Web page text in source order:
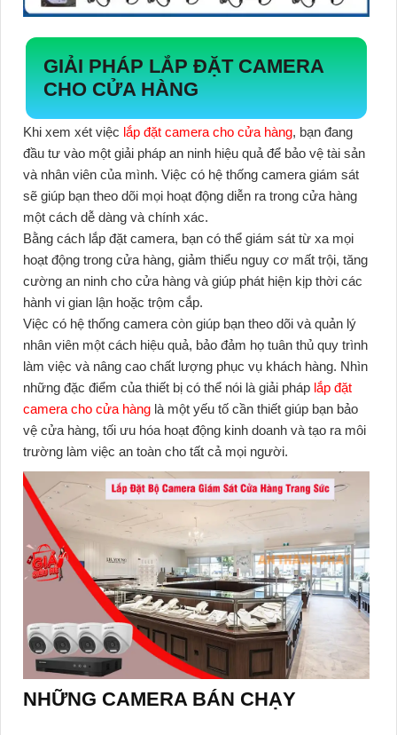
GIẢI PHÁP LẮP ĐẶT CAMERA
CHO CỬA HÀNG
Khi xem xét việc lắp đặt camera cho cửa hàng, bạn đang
đầu tư vào một giải pháp an ninh hiệu quả để bảo vệ tài sản
và nhân viên của mình. Việc có hệ thống camera giám sát
sẽ giúp bạn theo dõi mọi hoạt động diễn ra trong cửa hàng
một cách dễ dàng và chính xác.
Bằng cách lắp đặt camera, bạn có thể giám sát từ xa mọi
hoạt động trong cửa hàng, giảm thiểu nguy cơ mất trội, tăng
cường an ninh cho cửa hàng và giúp phát hiện kịp thời các
hành vi gian lận hoặc trộm cắp.
Việc có hệ thống camera còn giúp bạn theo dõi và quản lý
nhân viên một cách hiệu quả, bảo đảm họ tuân thủ quy trình
làm việc và nâng cao chất lượng phục vụ khách hàng. Nhìn
những đặc điểm của thiết bị có thể nói là giải pháp lắp đặt
camera cho cửa hàng là một yếu tố cần thiết giúp bạn bảo
vệ cửa hàng, tối ưu hóa hoạt động kinh doanh và tạo ra môi
trường làm việc an toàn cho tất cả mọi người.
NHỮNG CAMERA BÁN CHẠY